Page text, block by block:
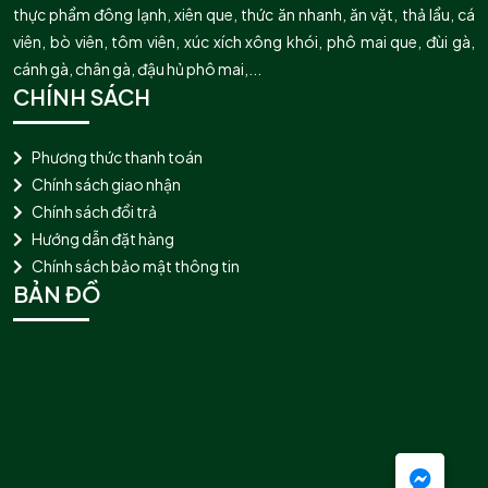
thực phẩm đông lạnh, xiên que, thức ăn nhanh, ăn vặt, thả lẩu, cá
viên, bò viên, tôm viên, xúc xích xông khói, phô mai que, đùi gà,
cánh gà, chân gà, đậu hủ phô mai,...
CHÍNH SÁCH
Phương thức thanh toán
Chính sách giao nhận
Chính sách đổi trả
Hướng dẫn đặt hàng
Chính sách bảo mật thông tin
BẢN ĐỒ